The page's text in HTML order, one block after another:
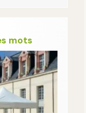
mots